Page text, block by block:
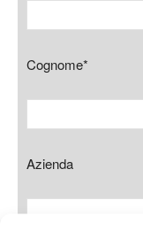
Cognome*
Azienda